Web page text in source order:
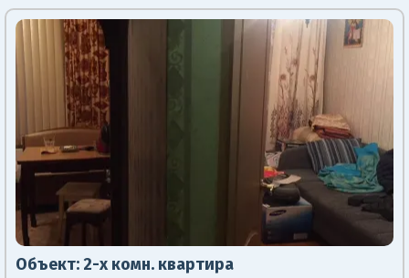
Объект: 2-х комн. квартира